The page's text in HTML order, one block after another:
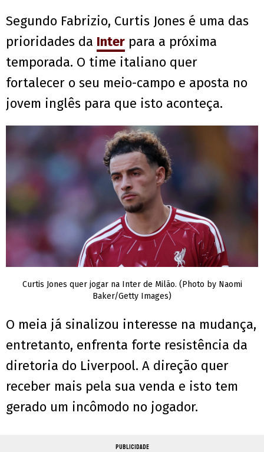
Segundo Fabrizio, Curtis Jones é uma das
prioridades da Inter para a próxima
temporada. O time italiano quer
fortalecer o seu meio-campo e aposta no
jovem inglês para que isto aconteça.
Curtis Jones quer jogar na Inter de Milão. (Photo by Naomi
Baker/Getty Images)
O meia já sinalizou interesse na mudança,
entretanto, enfrenta forte resistência da
diretoria do Liverpool. A direção quer
receber mais pela sua venda e isto tem
gerado um incômodo no jogador.
PUBLICIDADE